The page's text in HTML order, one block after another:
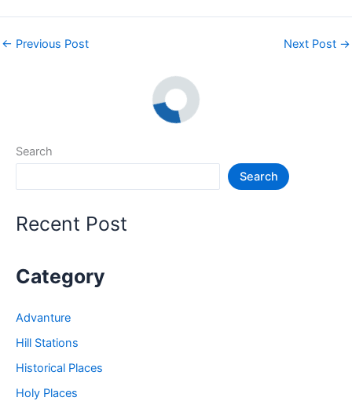
← Previous Post Next Post →
Search
Search
Recent Post
Category
Advanture
Hill Stations
Historical Places
Holy Places